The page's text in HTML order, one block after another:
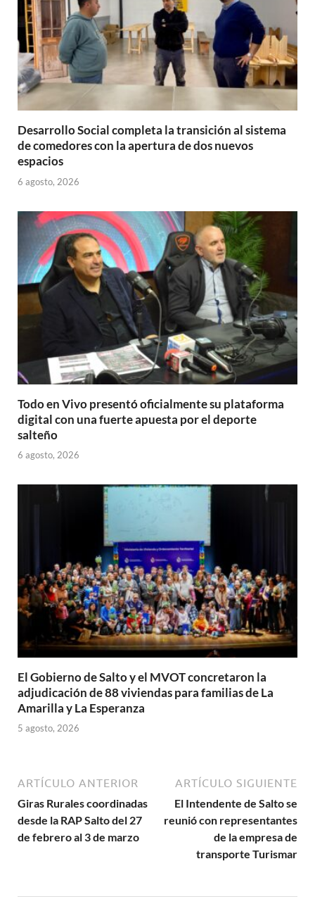
Desarrollo Social completa la transición al sistema
de comedores con la apertura de dos nuevos
espacios
6 agosto, 2026
Todo en Vivo presentó oficialmente su plataforma
digital con una fuerte apuesta por el deporte
salteño
6 agosto, 2026
El Gobierno de Salto y el MVOT concretaron la
adjudicación de 88 viviendas para familias de La
Amarilla y La Esperanza
5 agosto, 2026
ARTÍCULO ANTERIOR
Giras Rurales coordinadas
desde la RAP Salto del 27
de febrero al 3 de marzo
ARTÍCULO SIGUIENTE
El Intendente de Salto se
reunió con representantes
de la empresa de
transporte Turismar